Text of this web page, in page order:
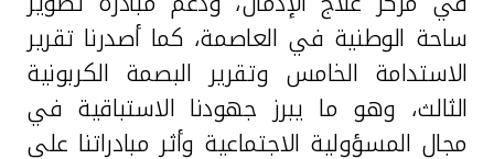
ساحة الوطنية في العاصمة، كما أصدرنا تقرير
الاستدامة الخامس وتقرير البصمة الكربونية
الثالث، وهو ما يبرز جهودنا الاستباقية في
مجال المسؤولية الاجتماعية وأثر مبادراتنا على